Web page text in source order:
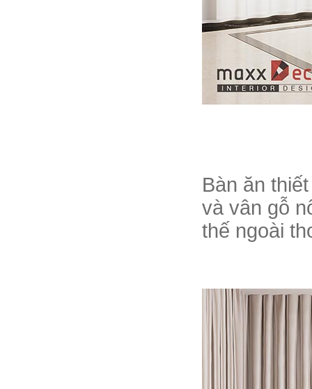
Bàn ăn
và vân gỗ
thế ngoài